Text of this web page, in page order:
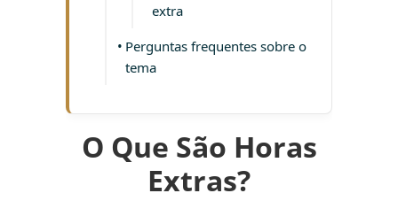
extra
Perguntas frequentes sobre o
tema
O Que São Horas
Extras?